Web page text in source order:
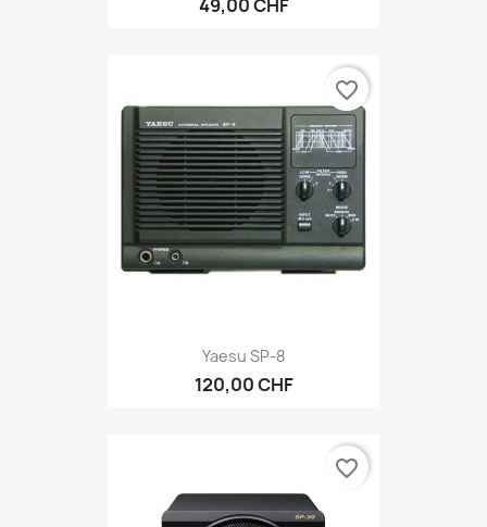
49,00 CHF
Yaesu SP-8
120,00 CHF
favorite_border
favorite_border